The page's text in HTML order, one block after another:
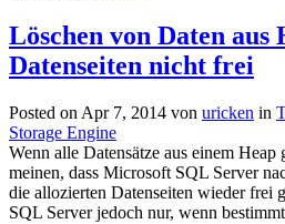
Löschen von Daten aus
Datenseiten nicht frei
Posted on Apr 7, 2014 von uricken in
Storage Engine
Wenn alle Datensätze aus einem Heap
meinen, dass Microsoft SQL Server
die allozierten Datenseiten wieder frei
SQL Server jedoch nur, wenn